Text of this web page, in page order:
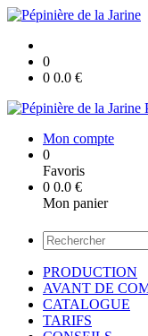
0
0 0.0 €
Mon compte
0
Favoris
0 0.0 €
Mon panier
PRODUCTION
AVANT DE
CATALOGUE
TARIFS